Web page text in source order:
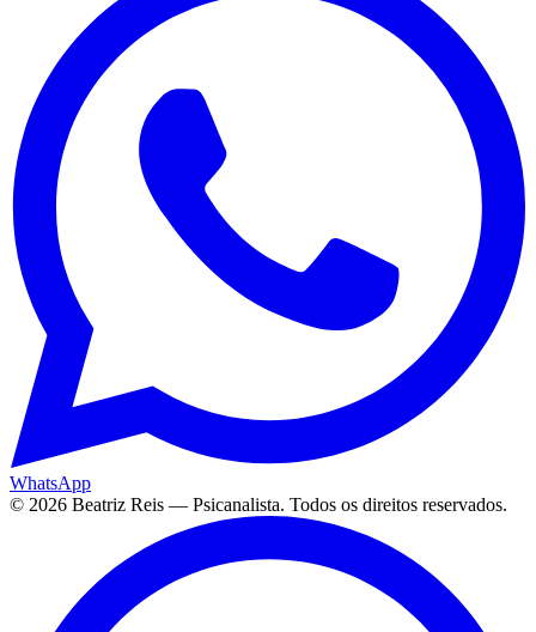
WhatsApp
© 2026 Beatriz Reis — Psicanalista. Todos os direitos reservados.